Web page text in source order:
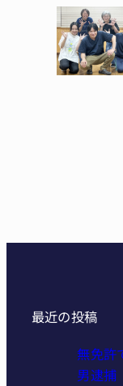
最近の投稿
無免許
男逮